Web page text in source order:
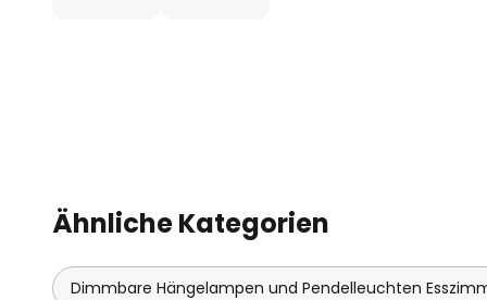
Ähnliche Kategorien
Dimmbare Hängelampen und Pendelleuchten